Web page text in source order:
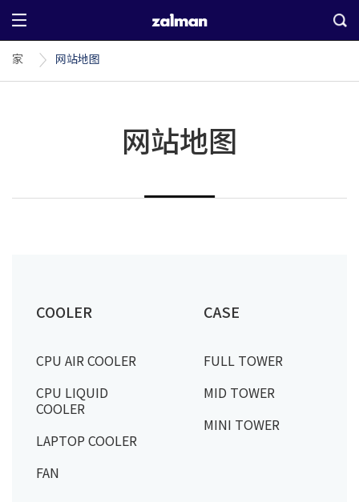
家 网站地图
网站地图
COOLER
CPU AIR COOLER
CPU LIQUID
COOLER
LAPTOP COOLER
FAN
CASE
FULL TOWER
MID TOWER
MINI TOWER